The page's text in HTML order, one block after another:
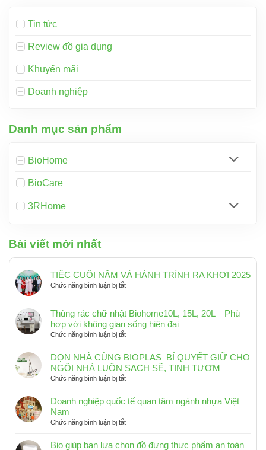
Tin tức
Review đồ gia dụng
Khuyến mãi
Doanh nghiệp
Danh mục sản phẩm
BioHome
BioCare
3RHome
Bài viết mới nhất
TIỆC CUỐI NĂM VÀ HÀNH TRÌNH RA KHƠI 2025
Chức năng bình luận bị tắtở
NĂM
VÀ
HÀNH
RA
KHƠI
Thùng rác chữ nhật Biohome10L, 15L, 20L _ Phù
hợp với không gian sống hiện đại
Chức năng bình luận bị tắtở
rác
chữ
nhật
20L
Phù
với
DỌN NHÀ CÙNG BIOPLAS_BÍ QUYẾT GIỮ CHO
NGÔI NHÀ LUÔN SẠCH SẼ, TINH TƯƠM
Chức năng bình luận bị tắtở
NHÀ
CÙNG
CHO
Doanh nghiệp quốc tế quan tâm ngành nhựa Việt
Nam
Chức năng bình luận bị tắtở
nghiệp
Bio giúp bạn lựa chọn đồ đựng thực phẩm an toàn